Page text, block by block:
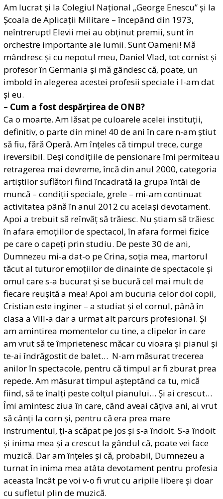
Am lucrat și la Colegiul Național „George Enescu” și la
Școala de Aplicații Militare – începând din 1973,
neîntrerupt! Elevii mei au obținut premii, sunt în
orchestre importante ale lumii. Sunt Oameni! Mă
mândresc și cu nepotul meu, Daniel Vlad, tot cornist și
profesor în Germania și mă gândesc că, poate, un
imbold în alegerea acestei profesii speciale i l-am dat
și eu.
– Cum a fost despărțirea de ONB?
Ca o moarte. Am lăsat pe culoarele acelei instituții,
definitiv, o parte din mine! 40 de ani în care n-am știut
să fiu, fără Operă. Am înțeles că timpul trece, curge
ireversibil. Deși condițiile de pensionare îmi permiteau
retragerea mai devreme, încă din anul 2000, categoria
artiștilor suflători fiind încadrată la grupa întâi de
muncă – condiții speciale, grele – mi-am continuat
activitatea până în anul 2012 cu același devotament.
Apoi a trebuit să reînvăț să trăiesc. Nu știam să trăiesc
în afara emoțiilor de spectacol, în afara formei fizice
pe care o capeți prin studiu. De peste 30 de ani,
Dumnezeu mi-a dat-o pe Crina, soția mea, martorul
tăcut al tuturor emoțiilor de dinainte de spectacole și
omul care s-a bucurat și se bucură cel mai mult de
fiecare reușită a mea! Apoi am bucuria celor doi copii,
Cristian este inginer – a studiat și el cornul, până în
clasa a VIII-a dar a urmat alt parcurs profesional. Și
am amintirea momentelor cu tine, a clipelor în care
am vrut să te împrietenesc măcar cu vioara și pianul și
te-ai îndrăgostit de balet… N-am măsurat trecerea
anilor în spectacole, pentru că timpul ar fi zburat prea
repede. Am măsurat timpul așteptând ca tu, mică
fiind, să te înalți peste colțul pianului… Și ai crescut…
Îmi amintesc ziua în care, când aveai câțiva ani, ai vrut
să cânți la corn și, pentru că era prea mare
instrumentul, ți-a scăpat pe jos și s-a îndoit. S-a îndoit
și inima mea și a crescut la gândul că, poate vei face
muzică. Dar am înțeles și că, probabil, Dumnezeu a
turnat în inima mea atâta devotament pentru profesia
aceasta încât pe voi v-o fi vrut cu aripile libere și doar
cu sufletul plin de muzică.